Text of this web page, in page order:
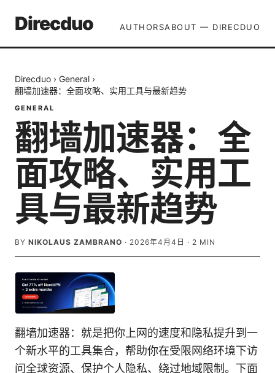
Direcduo AUTHORSABOUT — DIRECDUO
Direcduo › General ›
翻墙加速器：全面攻略、实用工具与最新趋势
GENERAL
翻墙加速器：全
面攻略、实用工
具与最新趋势
BY NIKOLAUS ZAMBRANO · 2026年4月4日 · 2 MIN
翻墙加速器：就是把你上网的速度和隐私提升到一
个新水平的工具集合，帮助你在受限网络环境下访
问全球资源、保护个人隐私、绕过地域限制。下面